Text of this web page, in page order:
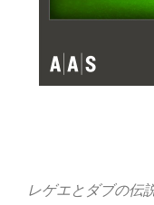
レゲエとダブの伝